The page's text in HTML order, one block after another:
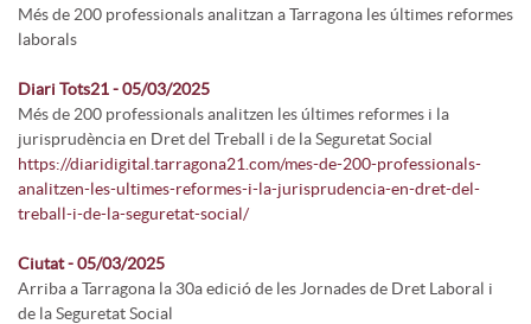
Més de 200 professionals analitzan a Tarragona les últimes reformes
laborals
Diari Tots21 - 05/03/2025
Més de 200 professionals analitzen les últimes reformes i la
jurisprudència en Dret del Treball i de la Seguretat Social
https://diaridigital.tarragona21.com/mes-de-200-professionals-
analitzen-les-ultimes-reformes-i-la-jurisprudencia-en-dret-del-
treball-i-de-la-seguretat-social/
Ciutat - 05/03/2025
Arriba a Tarragona la 30a edició de les Jornades de Dret Laboral i
de la Seguretat Social